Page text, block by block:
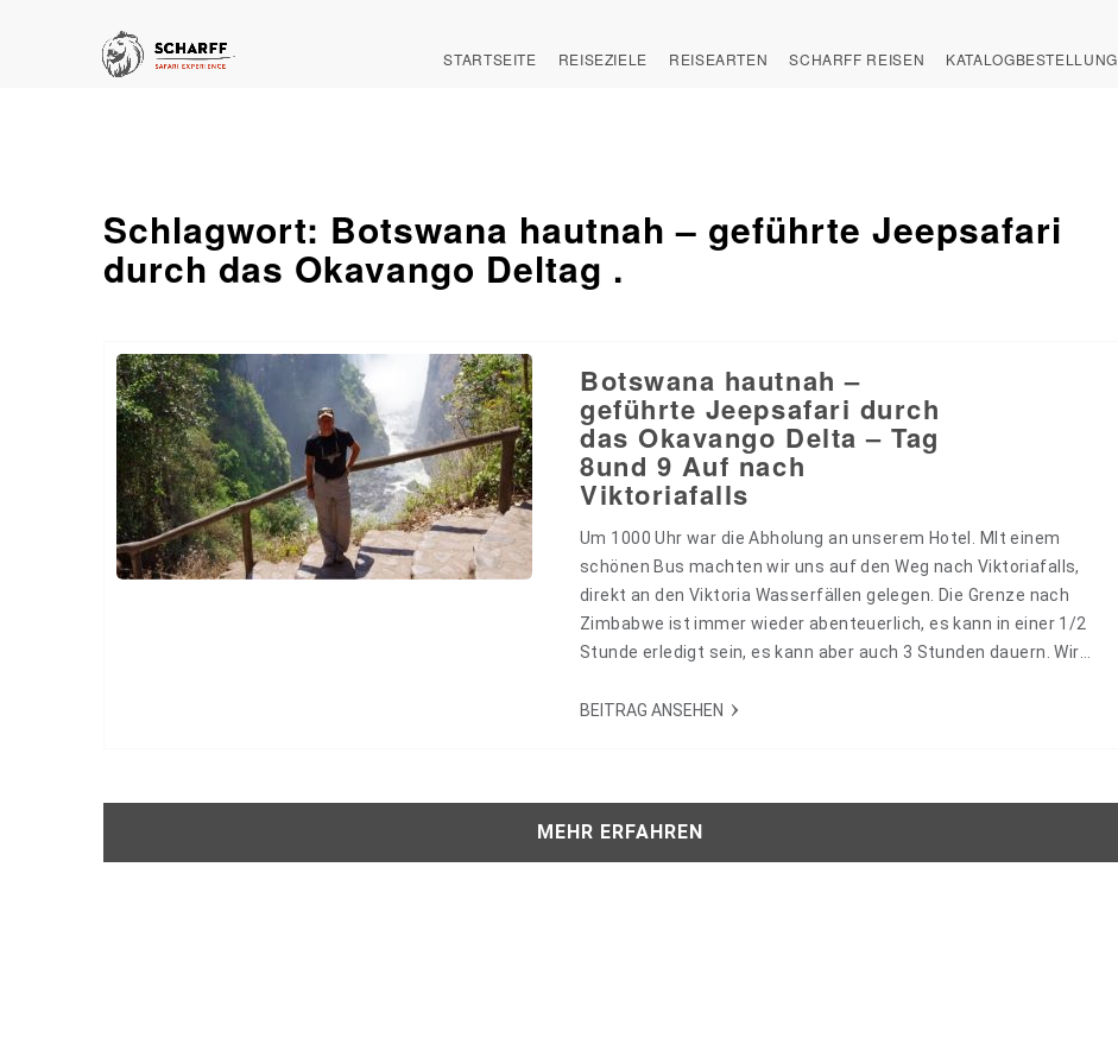
STARTSEITE REISEZIELE REISEARTEN SCHARFF REISEN KATALOGBESTELLUNG
Schlagwort: Botswana hautnah – geführte Jeepsafari
durch das Okavango Deltag .
Botswana hautnah –
geführte Jeepsafari durch
das Okavango Delta – Tag
8und 9 Auf nach
Viktoriafalls
Um 1000 Uhr war die Abholung an unserem Hotel. MIt einem
schönen Bus machten wir uns auf den Weg nach Viktoriafalls,
direkt an den Viktoria Wasserfällen gelegen. Die Grenze nach
Zimbabwe ist immer wieder abenteuerlich, es kann in einer 1/2
Stunde erledigt sein, es kann aber auch 3 Stunden dauern. Wir
durften einreisen. Wir fuhren direkt zum Hotel und bezogen unsere
BEITRAG ANSEHEN
MEHR ERFAHREN